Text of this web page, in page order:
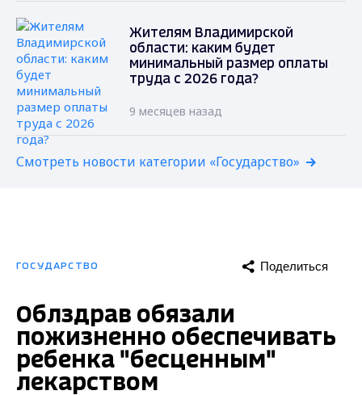
Жителям Владимирской
области: каким будет
минимальный размер оплаты
труда с 2026 года?
9 месяцев назад
Смотреть новости категории «Государство»
ГОСУДАРСТВО Поделиться
Облздрав обязали
пожизненно обеспечивать
ребенка "бесценным"
лекарством